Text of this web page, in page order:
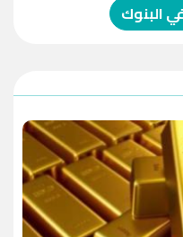
-1.0000
البنوك